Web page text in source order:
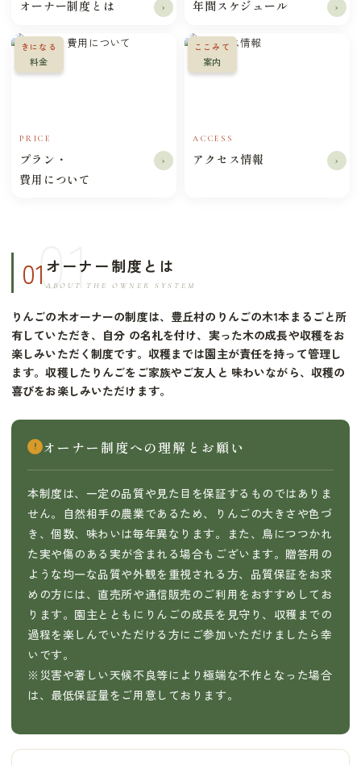
オーナー制度とは › 年間スケジュール ›
きになる
料金
PRICE
プラン・
費用について
›
ここみて
案内
ACCESS
アクセス情報 ›
01 オーナー制度とは
ABOUT THE OWNER SYSTEM
りんごの木オーナーの制度は、豊丘村のりんごの木1本まるごと所
有していただき、自分 の名札を付け、実った木の成長や収穫をお
楽しみいただく制度です。収穫までは園主が責任を持って管理し
ます。収穫したりんごをご家族やご友人と 味わいながら、収穫の
喜びをお楽しみいただけます。
! オーナー制度への理解とお願い
本制度は、一定の品質や見た目を保証するものではありま
せん。自然相手の農業であるため、りんごの大きさや色づ
き、個数、味わいは毎年異なります。また、鳥につつかれ
た実や傷のある実が含まれる場合もございます。贈答用の
ような均一な品質や外観を重視される方、品質保証をお求
めの方には、直売所や通信販売のご利用をおすすめしてお
ります。園主とともにりんごの成長を見守り、収穫までの
過程を楽しんでいただける方にご参加いただけましたら幸
いです。
※災害や著しい天候不良等により極端な不作となった場合
は、最低保証量をご用意しております。